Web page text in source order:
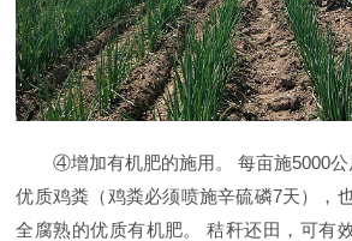
④增加有机肥的施用。 每亩施5000
优质鸡粪（鸡粪必须喷施辛硫磷7天），
全腐熟的优质有机肥。 秸秆还田，可有